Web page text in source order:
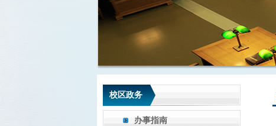
校区政务
办事指南